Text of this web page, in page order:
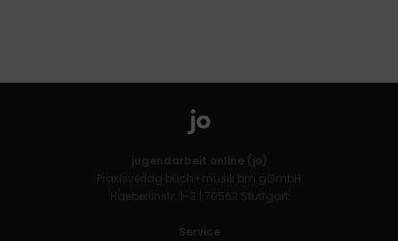
jugendarbeit.online (jo)
Praxisverlag buch+musik bm gGmbH
Haeberlinstr. 1–3 | 70563 Stuttgart
Service